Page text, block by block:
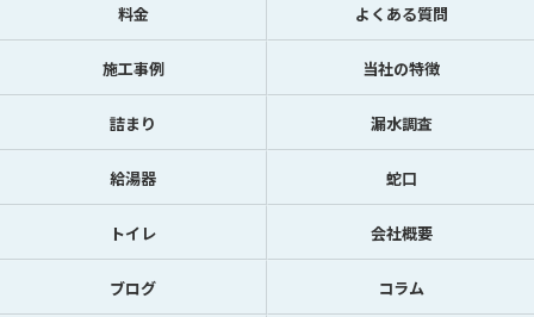
料金 よくある質問
施工事例 当社の特徴
詰まり 漏水調査
給湯器 蛇口
トイレ 会社概要
ブログ コラム